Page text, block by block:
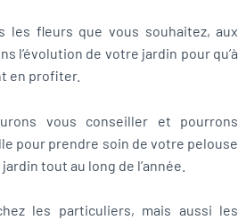
les fleurs que vous souhaitez, aux
l’évolution de votre jardin pour qu’à
en profiter.
vous conseiller et pourrons
pour prendre soin de votre pelouse
tout au long de l’année.
les particuliers, mais aussi les